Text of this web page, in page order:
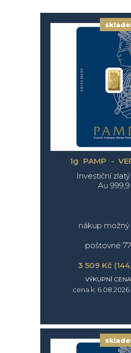
1g PAMP -
Investiční
Au 999,9
nákup
poštovné
3 509 Kč
VÝKUPNÍ
cena k: 6.08.2026